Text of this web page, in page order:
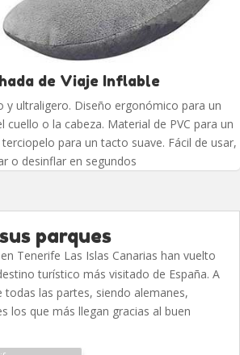
de Viaje Inflable
y ultraligero. Diseño ergonómico para un
o la cabeza. Material de PVC para un
para un tacto suave. Fácil de usar,
o desinflar en segundos
parques
Tenerife Las Islas Canarias han vuelto
turístico más visitado de España. A
todas las partes, siendo alemanes,
los que más llegan gracias al buen